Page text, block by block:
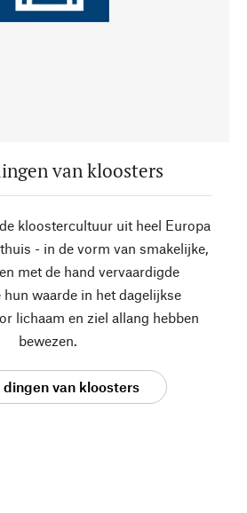
van kloosters
kloostercultuur uit heel Europa
- in de vorm van smakelijke,
met de hand vervaardigde
waarde in het dagelijkse
lichaam en ziel allang hebben
bewezen.
dingen van kloosters